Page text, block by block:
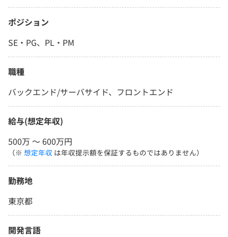
ポジション
SE・PG、PL・PM
職種
バックエンド/サーバサイド、フロントエンド
給与(想定年収)
500万 〜 600万円
（※ 想定年収 は年収提示額を保証するものではありません）
勤務地
東京都
開発言語